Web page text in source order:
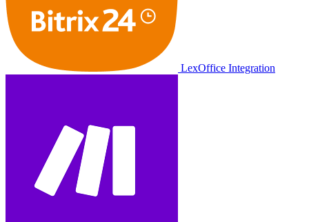
LexOffice Integration